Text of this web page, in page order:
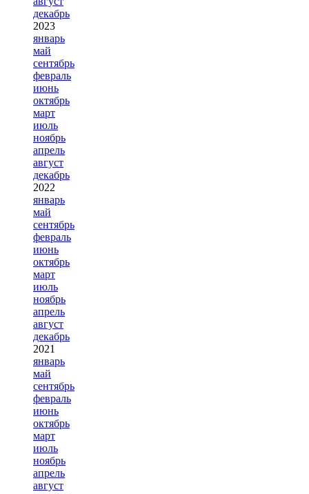
декабрь
2023
январь
май
сентябрь
февраль
июнь
октябрь
март
июль
ноябрь
апрель
август
декабрь
2022
январь
май
сентябрь
февраль
июнь
октябрь
март
июль
ноябрь
апрель
август
декабрь
2021
январь
май
сентябрь
февраль
июнь
октябрь
март
июль
ноябрь
апрель
август